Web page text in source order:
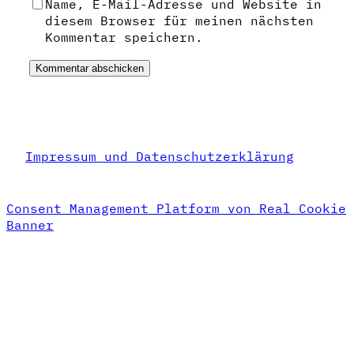
Name, E-Mail-Adresse und Website in
diesem Browser für meinen nächsten
Kommentar speichern.
Impressum und Datenschutzerklärung
Consent Management Platform von Real Cookie
Banner